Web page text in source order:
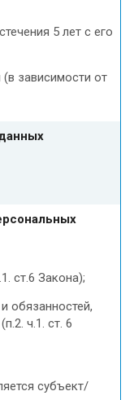
5 лет с его
зависимости от
ст.6 Закона);
обязанностей,
ч.1. ст. 6
субъект/